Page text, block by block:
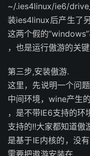
~/.ies4linux/ie6/
装ies4linux后产生了
这两个假的
，也是运行傲游的关
第三步,安装傲游.
这里，先说明一个问
中间环境，wine产生
，是不带IE6支持的
支持的!!大家都知道傲
是基于IE内核的，没